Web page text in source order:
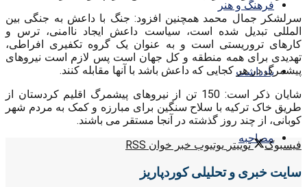
فرهنگ و هنر
یادداشت
مصاحبه
سرلشکر جمال محمد همچنین افزود: جنگ با داعش به جنگی بین
المللی تبدیل شده است، سیاست داعش ایجاد ناامنی، ترس و
کارهای تروریستی است و به عنوان یک گروه تکفیری افراطی،
تهدیدی برای همه منطقه و کل جهان است پس لازم است نیروهای
پیشمرگ در هر کجایی که داعش باشد با آنها مقابله کنند.
شایان ذکر است: 150 تن از نیروهای پیشمرگ اقلیم کردستان از
طریق خاک ترکیه با سلاح سنگین برای مبارزه و کمک به مردم شهر
کوبانی، از چند روز گذشته در آنجا مستقر می باشند.
فیسبوک
توییتر یوتیوب خبر خوان RSS
سایت خبری و تحلیلی کوردپاریز